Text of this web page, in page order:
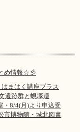
め情報☆彡
まはく講座プラス
遺跡群と蜆塚遺
・8/4(月)より申込受
市博物館・城北図書